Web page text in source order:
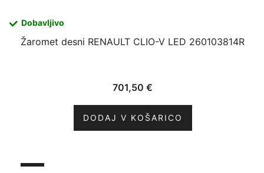
Dobavljivo
Žaromet desni RENAULT CLIO-V LED 260103814R
701,50 €
DODAJ V KOŠARICO